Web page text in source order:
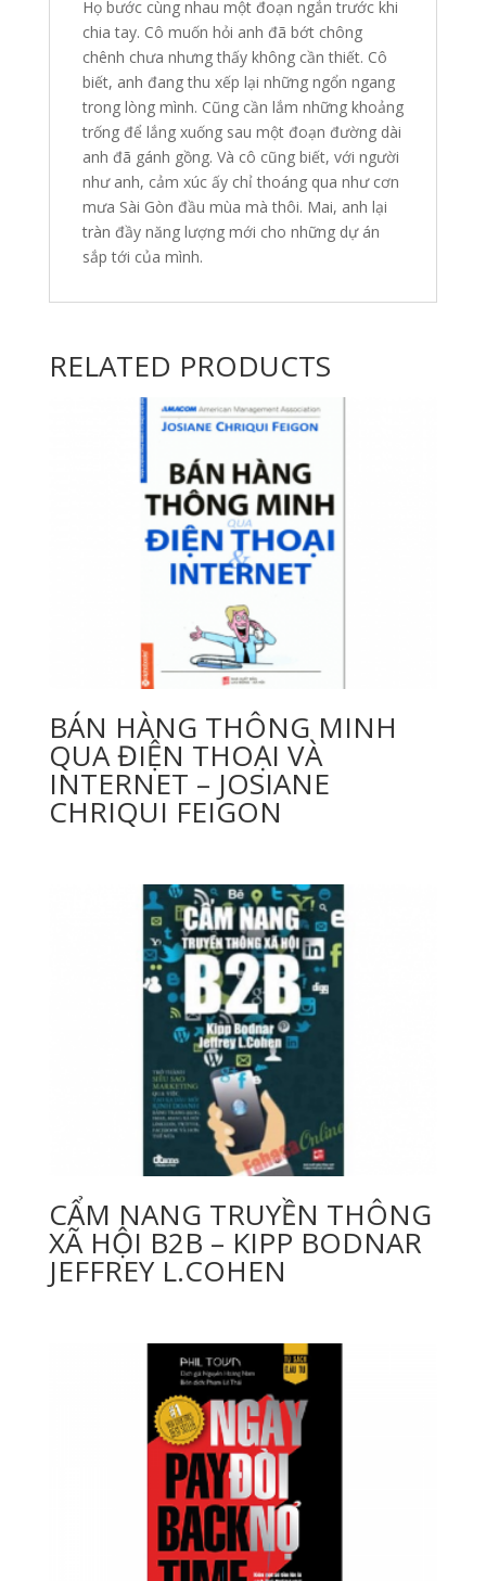
Họ bước cùng nhau một đoạn ngắn trước khi
chia tay. Cô muốn hỏi anh đã bớt chông
chênh chưa nhưng thấy không cần thiết. Cô
biết, anh đang thu xếp lại những ngổn ngang
trong lòng mình. Cũng cần lắm những khoảng
trống để lắng xuống sau một đoạn đường dài
anh đã gánh gồng. Và cô cũng biết, với người
như anh, cảm xúc ấy chỉ thoáng qua như cơn
mưa Sài Gòn đầu mùa mà thôi. Mai, anh lại
tràn đầy năng lượng mới cho những dự án
sắp tới của mình.
RELATED PRODUCTS
BÁN HÀNG THÔNG MINH
QUA ĐIỆN THOẠI VÀ
INTERNET – JOSIANE
CHRIQUI FEIGON
CẨM NANG TRUYỀN THÔNG
XÃ HỘI B2B – KIPP BODNAR
JEFFREY L.COHEN